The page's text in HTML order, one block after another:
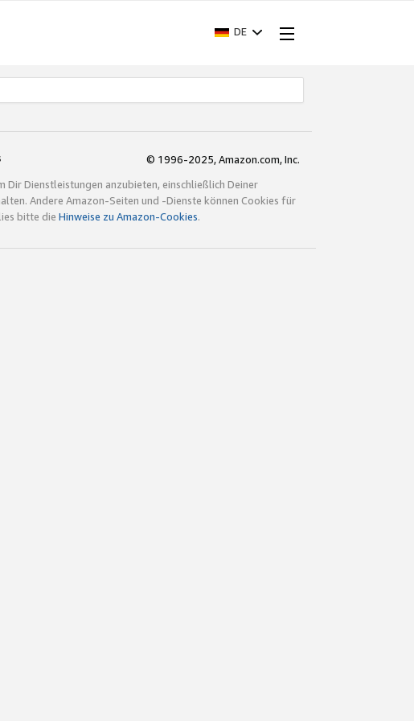
DE
© 1996-2025, Amazon.com, Inc.
Dir Dienstleistungen anzubieten, einschließlich Deiner
Andere Amazon-Seiten und -Dienste können Cookies für
bitte die Hinweise zu Amazon-Cookies.